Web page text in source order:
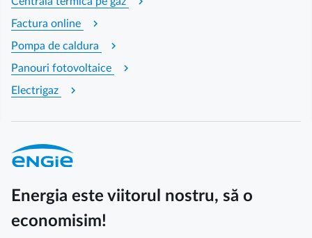
Factura online chevron_right
Pompa de caldura chevron_right
Panouri fotovoltaice chevron_right
Electrigaz chevron_right
Energia este viitorul nostru, să o
economisim!